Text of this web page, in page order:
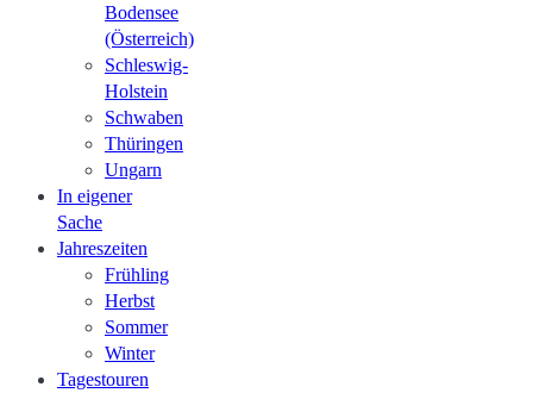
Bodensee
(Österreich)
Schleswig-
Holstein
Schwaben
Thüringen
Ungarn
In eigener
Sache
Jahreszeiten
Frühling
Herbst
Sommer
Winter
Tagestouren